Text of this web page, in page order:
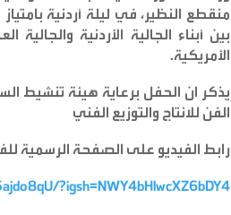
منقطع النظير، في ليلة أردنية
بين أبناء الجالية الأردنية
الأمريكية.
يذكر ان الحفل برعاية هيئة تنشيط
الفن للانتاج والتوزيع الفني
رابط الفيديو على الصفحة الرسمية
?igsh=NWY4bHlwcXZ6bDY4